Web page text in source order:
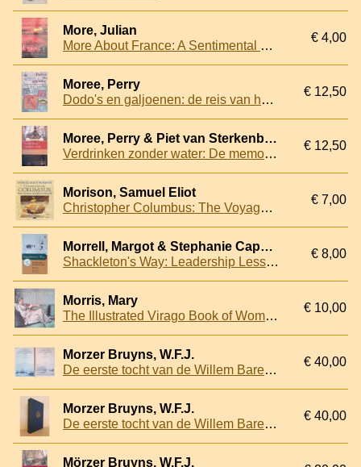
More, Julian
More About France: A Sentimental Journey
€ 4,00
Moree, Perry
Dodo's en galjoenen: de reis van het schip Gelderland naar Oost-Indie, 1601-1603
€ 12,50
Moree, Perry & Piet van Sterkenburg
Verdrinken zonder water: De memoires van VOC-matroos Jan Ambrosius Hoorn, 1758-1778
€ 12,50
Morison, Samuel Eliot
Christopher Columbus: The Voyage of Discovery 1492
€ 7,00
Morrell, Margot & Stephanie Capparell
Shackleton's Way: Leadership Lessons from the Great Antarctic Explorer
€ 8,00
Morris, Mary
The Illustrated Virago Book of Women Travellers
€ 10,00
Morzer Bruyns, W.F.J.
De eerste tocht van de Willem Barents naar de Noordelijke IJszee 1878
€ 40,00
Morzer Bruyns, W.F.J.
De eerste tocht van de Willem Barents naar de Noordelijke IJszee 1878 (2 delen)
€ 40,00
Mörzer Bruyns, W.F.J.